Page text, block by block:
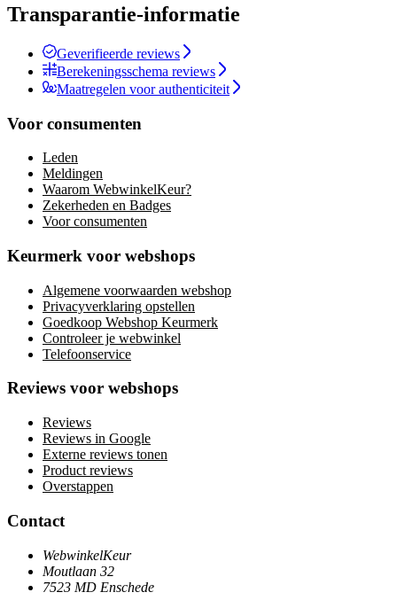
Transparantie-informatie
Geverifieerde reviews
Berekeningsschema reviews
Maatregelen voor authenticiteit
Voor consumenten
Leden
Meldingen
Waarom WebwinkelKeur?
Zekerheden en Badges
Voor consumenten
Keurmerk voor webshops
Algemene voorwaarden webshop
Privacyverklaring opstellen
Goedkoop Webshop Keurmerk
Controleer je webwinkel
Telefoonservice
Reviews voor webshops
Reviews
Reviews in Google
Externe reviews tonen
Product reviews
Overstappen
Contact
WebwinkelKeur
Moutlaan 32
7523 MD Enschede